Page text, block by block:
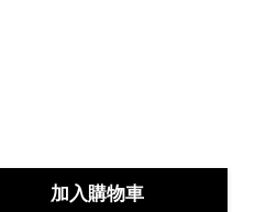
加入購物車